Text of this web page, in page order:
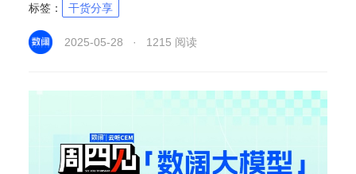
标签： 干货分享
2025-05-28 · 1215 阅读